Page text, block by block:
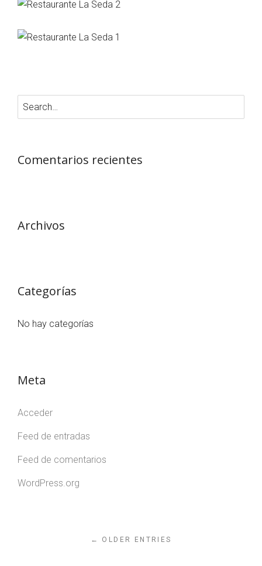
Comentarios recientes
Archivos
Categorías
No hay categorías
Meta
Acceder
Feed de entradas
Feed de comentarios
WordPress.org
← OLDER ENTRIES